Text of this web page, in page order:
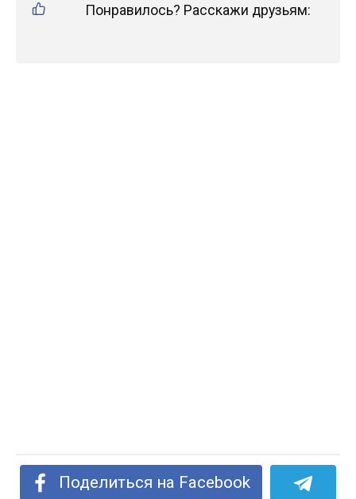
Понравилось? Расскажи друзьям:
Поделиться на Facebook